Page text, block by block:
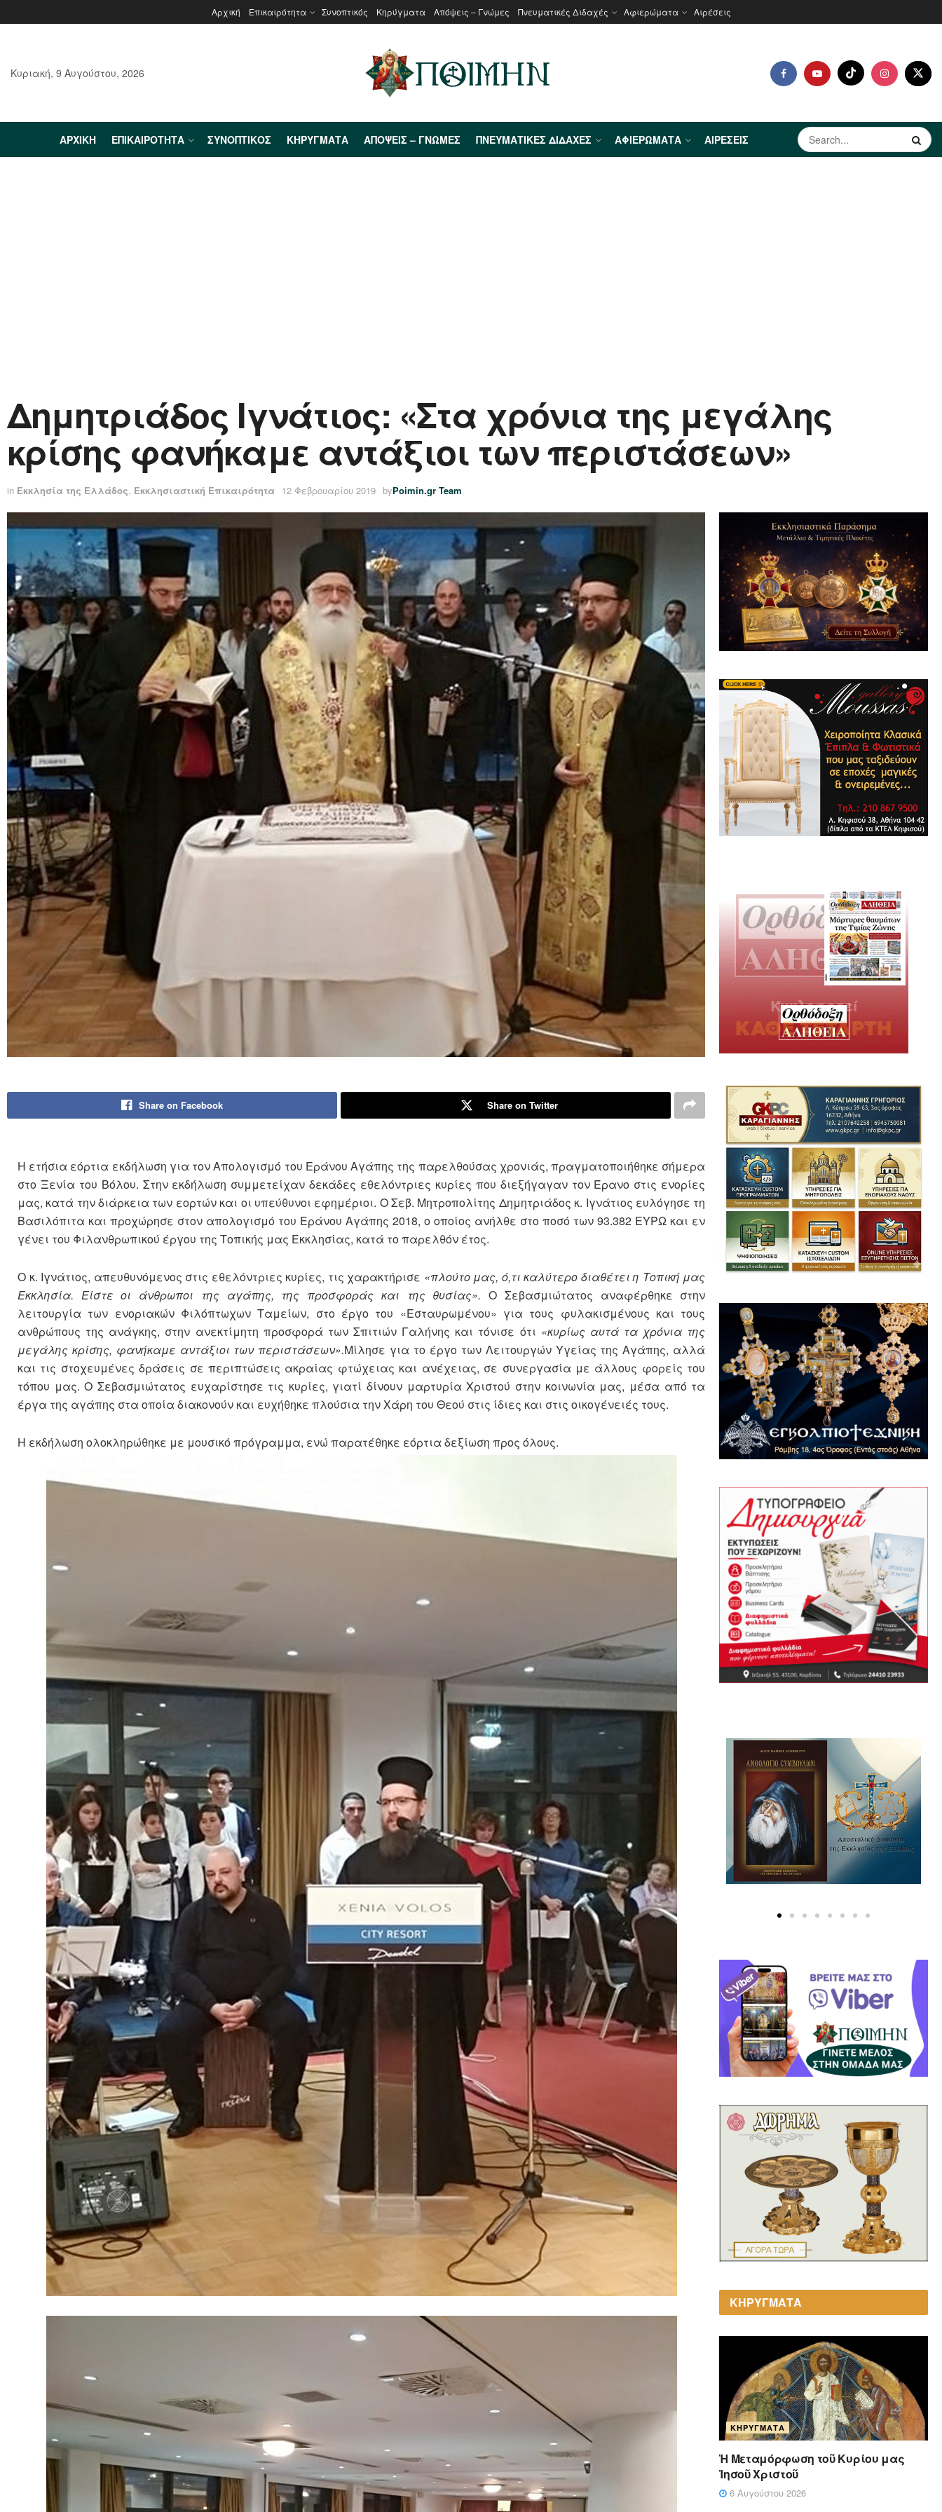
Αρχική Επικαιρότητα Συνοπτικός Κηρύγματα Απόψεις – Γνώμες Πνευματικές Διδαχές Αφιερώματα Αιρέσεις
Κυριακή, 9 Αυγούστου, 2026
ΑΡΧΙΚΉ ΕΠΙΚΑΙΡΌΤΗΤΑ ΣΥΝΟΠΤΙΚΌΣ ΚΗΡΎΓΜΑΤΑ ΑΠΌΨΕΙΣ – ΓΝΏΜΕΣ ΠΝΕΥΜΑΤΙΚΈΣ ΔΙΔΑΧΈΣ ΑΦΙΕΡΏΜΑΤΑ ΑΙΡΈΣΕΙΣ
Δημητριάδος Ιγνάτιος: «Στα χρόνια της μεγάλης
κρίσης φανήκαμε αντάξιοι των περιστάσεων»
in Εκκλησία της Ελλάδος, Εκκλησιαστική Επικαιρότητα 12 Φεβρουαρίου 2019 byPoimin.gr Team
Share on Facebook Share on Twitter
Η ετήσια εόρτια εκδήλωση για τον Απολογισμό του Εράνου Αγάπης της παρελθούσας χρονιάς, πραγματοποιήθηκε σήμερα
στο Ξενία του Βόλου. Στην εκδήλωση συμμετείχαν δεκάδες εθελόντριες κυρίες που διεξήγαγαν τον Έρανο στις ενορίες
μας, κατά την διάρκεια των εορτών και οι υπεύθυνοι εφημέριοι. Ο Σεβ. Μητροπολίτης Δημητριάδος κ. Ιγνάτιος ευλόγησε τη
Βασιλόπιτα και προχώρησε στον απολογισμό του Εράνου Αγάπης 2018, ο οποίος ανήλθε στο ποσό των 93.382 ΕΥΡΩ και εν
γένει του Φιλανθρωπικού έργου της Τοπικής μας Εκκλησίας, κατά το παρελθόν έτος.
Ο κ. Ιγνάτιος, απευθυνόμενος στις εθελόντριες κυρίες, τις χαρακτήρισε «πλούτο μας, ό,τι καλύτερο διαθέτει η Τοπική μας
Εκκλησία. Είστε οι άνθρωποι της αγάπης, της προσφοράς και της θυσίας». Ο Σεβασμιώτατος αναφέρθηκε στην
λειτουργία των ενοριακών Φιλόπτωχων Ταμείων, στο έργο του «Εσταυρωμένου» για τους φυλακισμένους και τους
ανθρώπους της ανάγκης, στην ανεκτίμητη προσφορά των Σπιτιών Γαλήνης και τόνισε ότι «κυρίως αυτά τα χρόνια της
μεγάλης κρίσης, φανήκαμε αντάξιοι των περιστάσεων».Μίλησε για το έργο των Λειτουργών Υγείας της Αγάπης, αλλά
και τις στοχευμένες δράσεις σε περιπτώσεις ακραίας φτώχειας και ανέχειας, σε συνεργασία με άλλους φορείς του
τόπου μας. Ο Σεβασμιώτατος ευχαρίστησε τις κυρίες, γιατί δίνουν μαρτυρία Χριστού στην κοινωνία μας, μέσα από τα
έργα της αγάπης στα οποία διακονούν και ευχήθηκε πλούσια την Χάρη του Θεού στις ίδιες και στις οικογένειές τους.
Η εκδήλωση ολοκληρώθηκε με μουσικό πρόγραμμα, ενώ παρατέθηκε εόρτια δεξίωση προς όλους.
ΚΗΡΥΓΜΑΤΑ
ΚΗΡΎΓΜΑΤΑ
Ἡ Μεταμόρφωση τοῦ Κυρίου μας
Ἰησοῦ Χριστοῦ
6 Αυγούστου 2026